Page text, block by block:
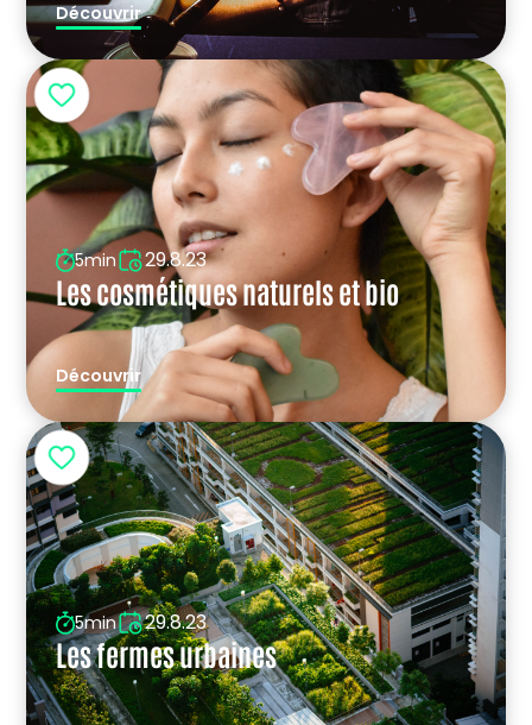
Découvrir
5min 29.8.23
Les cosmétiques naturels et bio
Découvrir
5min 29.8.23
Les fermes urbaines